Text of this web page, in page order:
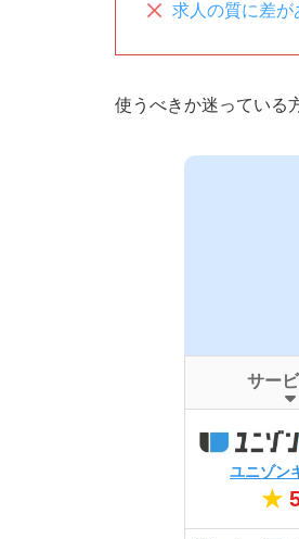
求人の質に差が
使うべきか迷っている
サー
ユニゾン
★